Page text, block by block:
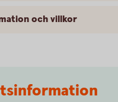
och villkor